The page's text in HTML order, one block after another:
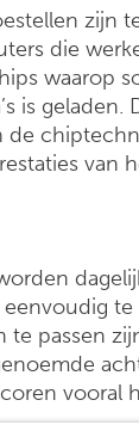
zijn
die
waarop
is geladen.
de
van
te
te passen
vooral